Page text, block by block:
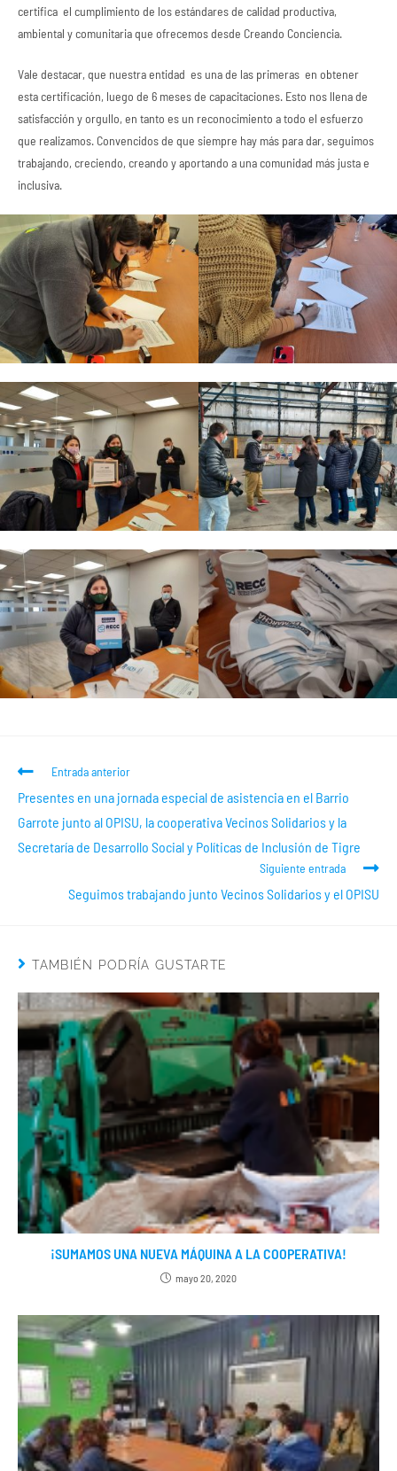
certifica el cumplimiento de los estándares de calidad productiva,
ambiental y comunitaria que ofrecemos desde Creando Conciencia.
Vale destacar, que nuestra entidad es una de las primeras en obtener
esta certificación, luego de 6 meses de capacitaciones. Esto nos llena de
satisfacción y orgullo, en tanto es un reconocimiento a todo el esfuerzo
que realizamos. Convencidos de que siempre hay más para dar, seguimos
trabajando, creciendo, creando y aportando a una comunidad más justa e
inclusiva.
Entrada anterior
Presentes en una jornada especial de asistencia en el Barrio
Garrote junto al OPISU, la cooperativa Vecinos Solidarios y la
Secretaría de Desarrollo Social y Políticas de Inclusión de Tigre
Siguiente entrada
Seguimos trabajando junto Vecinos Solidarios y el OPISU
TAMBIÉN PODRÍA GUSTARTE
¡SUMAMOS UNA NUEVA MÁQUINA A LA COOPERATIVA!
mayo 20, 2020